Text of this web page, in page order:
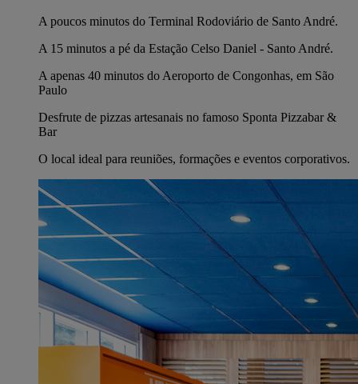
A poucos minutos do Terminal Rodoviário de Santo André.
A 15 minutos a pé da Estação Celso Daniel - Santo André.
A apenas 40 minutos do Aeroporto de Congonhas, em São
Paulo
Desfrute de pizzas artesanais no famoso Sponta Pizzabar &
Bar
O local ideal para reuniões, formações e eventos corporativos.